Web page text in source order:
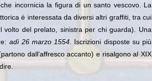
incornicia la figura di un santo vescovo. La
è interessata da diversi altri graffiti, tra cui
volto del prelato, sinistra per chi guarda). Una
adì 26 marzo 1554 . Iscrizioni disposte su più
dall'affresco accanto) e risalgono al XIX